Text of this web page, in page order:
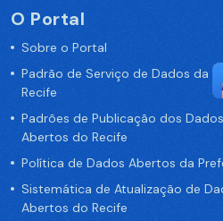
O Portal
Sobre o Portal
Padrão de Serviço de Dados da
Recife
Padrões de Publicação dos
Abertos do Recife
Política de Dados Abertos da
Sistemática de Atualização de
Abertos do Recife